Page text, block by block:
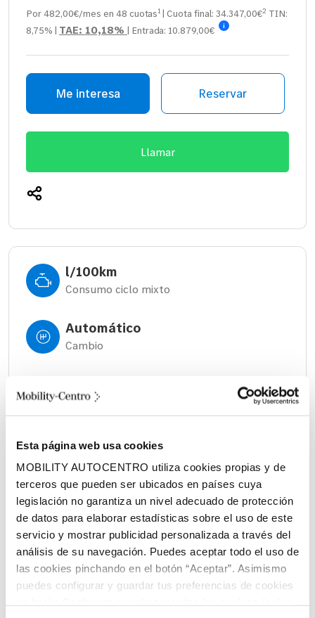
Esta página web usa cookies
MOBILITY AUTOCENTRO utiliza cookies propias y de
terceros que pueden ser ubicados en países cuya
legislación no garantiza un nivel adecuado de protección
de datos para elaborar estadísticas sobre el uso de este
servicio y mostrar publicidad personalizada a través del
análisis de su navegación. Puedes aceptar todo el uso de
las cookies pinchando en el botón “Aceptar”. Asimismo
puedes configurar y guardar tus preferencias de cookies
Por 482,00€/mes en 48 cuotas1 | Cuota final:34.347,00€2 TIN:
8,75% | TAE: 10,18% | Entrada: 10.879,00€ i
Me interesa Reservar
Llamar
l/100km
Consumo ciclo mixto
Automático
Cambio
Volumen espacio de carga
Eléctrico
Características principales: